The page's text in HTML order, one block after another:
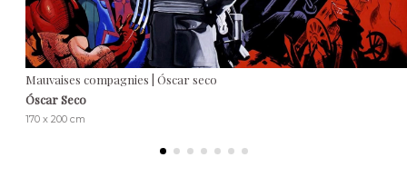
Mauvaises compagnies | Óscar seco
Óscar Seco
170 x 200 cm